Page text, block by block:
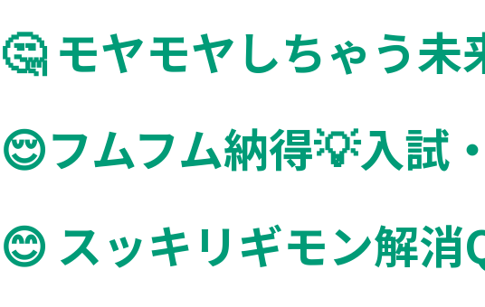
学納金など
☺️ よくある質問
学納金・奨学金について
各学科について
🤔️ モヤモヤしちゃう未
😌フムフム納得💡入試
😊 スッキリギモン解消